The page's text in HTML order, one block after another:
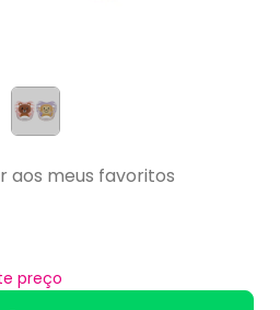
preço
aos meus favoritos